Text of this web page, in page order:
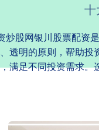
十
股网银川股票配资
透明的原则，帮助
满足不同投资需求